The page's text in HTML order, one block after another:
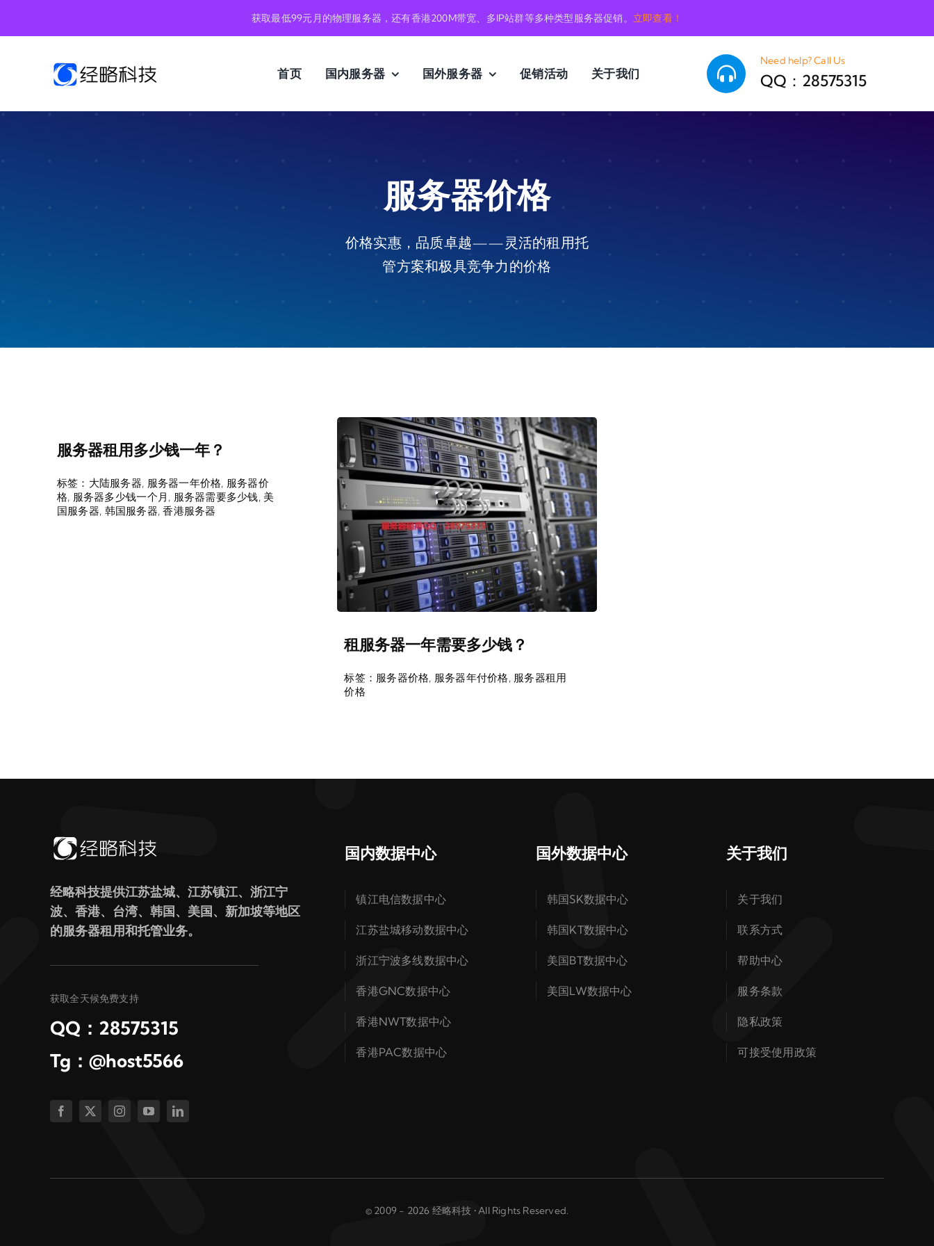
获取最低99元月的物理服务器，还有香港200M带宽、多IP站群等多种类型服务器促销。 立即查看！
首页 国内服务器 国外服务器 促销活动 关于我们
Need help? Call Us
QQ：28575315
服务器价格
价格实惠，品质卓越——灵活的租用托
管方案和极具竞争力的价格
服务器租用多少钱一年？
标签： 大陆服务器, 服务器一年价格, 服务器价
格, 服务器多少钱一个月 , 服务器需要多少钱, 美
国服务器, 韩国服务器,香港服务器
租服务器一年需要多少钱？
标签： 服务器价格, 服务器年付价格, 服务器租用
价格
经略科技提供江苏盐城、江苏镇江、浙江宁
波、香港、台湾、韩国、美国、新加坡等地区
的服务器租用和托管业务。
获取全天候免费支持
QQ：28575315
Tg：@host5566
国内数据中心
镇江电信数据中心
江苏盐城移动数据中心
浙江宁波多线数据中心
香港GNC数据中心
香港NWT数据中心
香港PAC数据中心
国外数据中心
韩国SK数据中心
韩国KT数据中心
美国BT数据中心
美国LW数据中心
关于我们
关于我们
联系方式
帮助中心
服务条款
隐私政策
可接受使用政策
© 2009 - 2026 经略科技 • All Rights Reserved.